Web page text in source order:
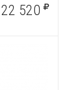
22 520